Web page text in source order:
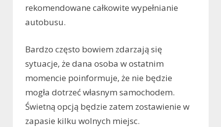
rekomendowane całkowite wypełnianie
autobusu.
Bardzo często bowiem zdarzają się
sytuacje, że dana osoba w ostatnim
momencie poinformuje, że nie będzie
mogła dotrzeć własnym samochodem.
Świetną opcją będzie zatem zostawienie w
zapasie kilku wolnych miejsc.